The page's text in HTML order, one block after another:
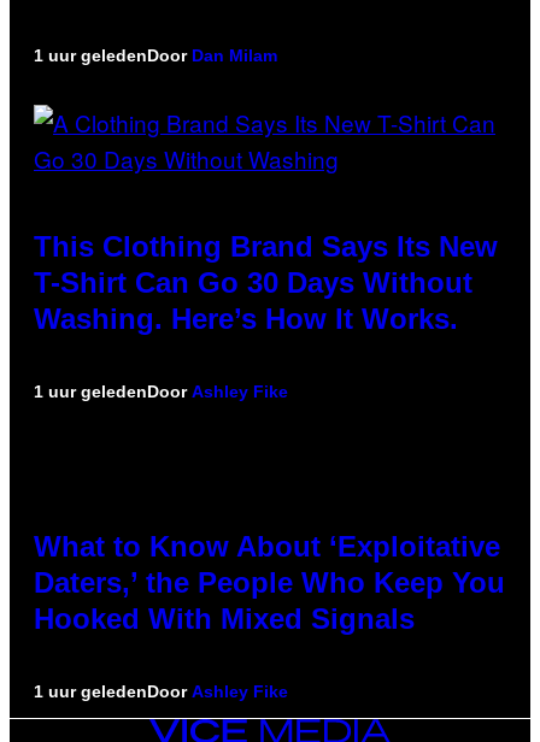
1 uur geledenDoor Dan Milam
This Clothing Brand Says Its New
T-Shirt Can Go 30 Days Without
Washing. Here’s How It Works.
1 uur geledenDoorAshley Fike
What to Know About ‘Exploitative
Daters,’ the People Who Keep You
Hooked With Mixed Signals
1 uur geledenDoorAshley Fike
VICE